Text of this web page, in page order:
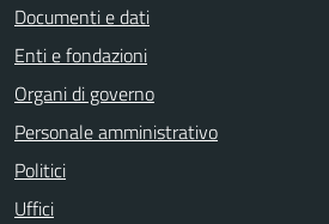
Documenti e dati
Enti e fondazioni
Organi di governo
Personale amministrativo
Politici
Uffici